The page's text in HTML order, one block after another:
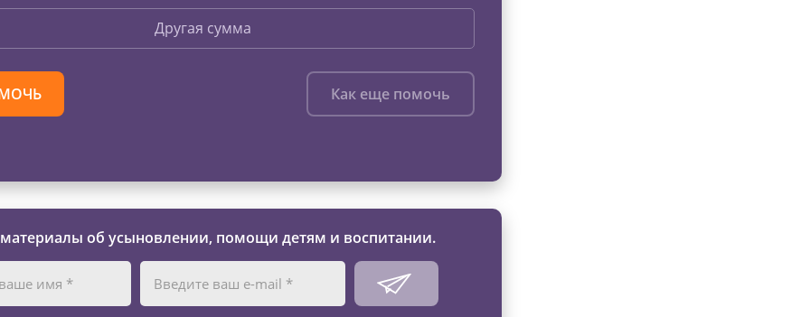
Другая сумма
Как еще помочь
об усыновлении, помощи детям и воспитании.